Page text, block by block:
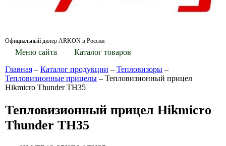
Официальный дилер ARKON в России
Меню сайта
Каталог товаров
Главная – Каталог продукции – Тепловизоры –
Тепловизионные прицелы – Тепловизионный прицел
Hikmicro Thunder TH35
Тепловизионный прицел Hikmicro
Thunder TH35